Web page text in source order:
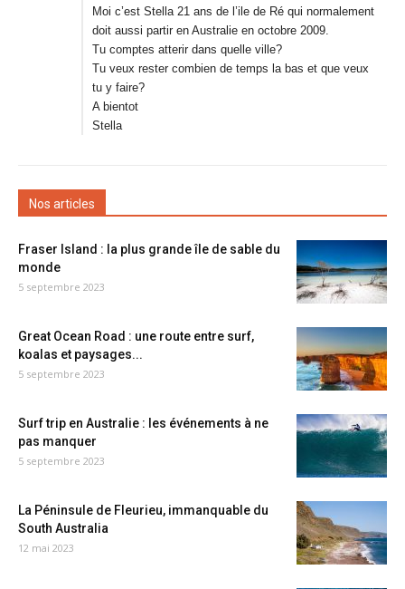
Moi c’est Stella 21 ans de l’ile de Ré qui normalement
doit aussi partir en Australie en octobre 2009.
Tu comptes atterir dans quelle ville?
Tu veux rester combien de temps la bas et que veux
tu y faire?
A bientot
Stella
Nos articles
Fraser Island : la plus grande île de sable du
monde
5 septembre 2023
Great Ocean Road : une route entre surf,
koalas et paysages...
5 septembre 2023
Surf trip en Australie : les événements à ne
pas manquer
5 septembre 2023
La Péninsule de Fleurieu, immanquable du
South Australia
12 mai 2023